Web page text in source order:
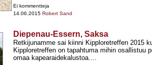
Ei kommentteja
14.06.2015 Robert Sand
Diepenau-Essern, Saksa
Retkijunamme sai kiinni Kipploretreffen 2015
Kipploretreffen on tapahtuma mihin osallistuu
omaa kapearaidekalustoa....